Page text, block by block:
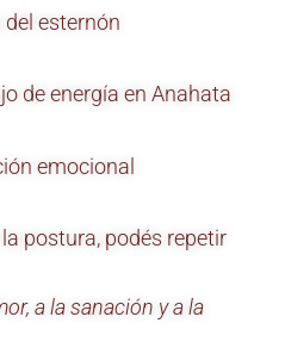
esternón
de energía en Anahata
emocional
postura, podés repetir
a la sanación y a la